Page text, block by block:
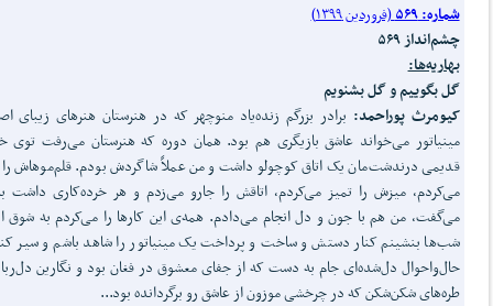
شماره: ۵۶۹
(فروردین ۱۳۹۹)
چشم‌انداز ۵۶۹
بهاریه‌ها:
گل بگوییم و گل بشنویم
کیومرث پوراحمد: برادر بزرگم زنده‌یاد منوچهر که در هنرستان هنرهای زیبای
مینیاتور می‌خواند عاشق بازیگری هم بود. همان دوره که هنرستان می‌رفت توی
قدیمی درندشت‌مان یک اتاق کوچولو داشت و من عملاً شاگردش بودم. قلم‌موهاش را
می‌کردم، میزش را تمیز می‌کردم، اتاقش را جارو می‌زدم و هر خرده‌کاری داشت
می‌گفت، من هم با جون و دل انجام می‌دادم. همه‌ی این کارها را می‌کردم به شوق
شب‌ها بنشینم کنار دستش و ساخت و پرداخت یک مینیاتور را شاهد باشم و سیر
حال‌واحوال دل‌شده‌ای جام به دست که از جفای معشوق در فغان بود و نگارین
طره‌های شکن‌شکن که در چرخشی موزون از عاشق رو برگردانده بود...